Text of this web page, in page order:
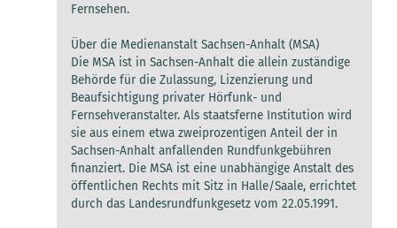
Fernsehen.
Über die Medienanstalt Sachsen-Anhalt (MSA)
Die MSA ist in Sachsen-Anhalt die allein zuständige
Behörde für die Zulassung, Lizenzierung und
Beaufsichtigung privater Hörfunk- und
Fernsehveranstalter. Als staatsferne Institution wird
sie aus einem etwa zweiprozentigen Anteil der in
Sachsen-Anhalt anfallenden Rundfunkgebühren
finanziert. Die MSA ist eine unabhängige Anstalt des
öffentlichen Rechts mit Sitz in Halle/Saale, errichtet
durch das Landesrundfunkgesetz vom 22.05.1991.